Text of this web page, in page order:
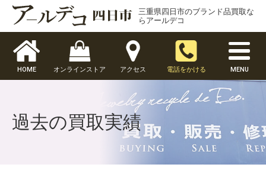
三重県四日市のブランド品買取な
らアールデコ
HOME オンラインストア アクセス 電話をかける MENU
過去の買取実績